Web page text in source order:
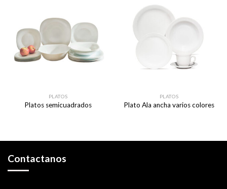
PLATOS
Platos semicuadrados
PLATOS
Plato Ala ancha varios colores
Contactanos